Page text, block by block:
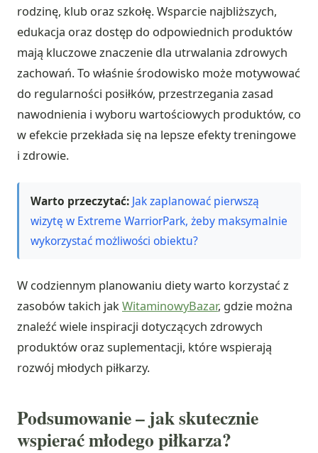
rodzinę, klub oraz szkołę. Wsparcie najbliższych,
edukacja oraz dostęp do odpowiednich produktów
mają kluczowe znaczenie dla utrwalania zdrowych
zachowań. To właśnie środowisko może motywować
do regularności posiłków, przestrzegania zasad
nawodnienia i wyboru wartościowych produktów, co
w efekcie przekłada się na lepsze efekty treningowe
i zdrowie.
Warto przeczytać: Jak zaplanować pierwszą
wizytę w Extreme WarriorPark, żeby maksymalnie
wykorzystać możliwości obiektu?
W codziennym planowaniu diety warto korzystać z
zasobów takich jakWitaminowyBazar, gdzie można
znaleźć wiele inspiracji dotyczących zdrowych
produktów oraz suplementacji, które wspierają
rozwój młodych piłkarzy.
Podsumowanie – jak skutecznie
wspierać młodego piłkarza?